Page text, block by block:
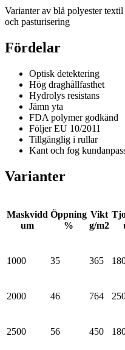
Varianter av blå polyester
och pasturisering
Fördelar
Optisk detektering
Hög draghållfasthet
Hydrolys resistans
Jämn yta
FDA polymer godkänd
Följer EU 10/2011
Tillgänglig i rullar
Kant och fog
Varianter
Maskvidd
um
Öppning
%
Vikt
g/m2
1000 35 365
2000 46 764
2500 56 450